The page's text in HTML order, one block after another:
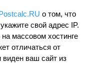
о том, что
свой адрес IP.
массовом хостинге
отличаться от
виден ваш сайт из